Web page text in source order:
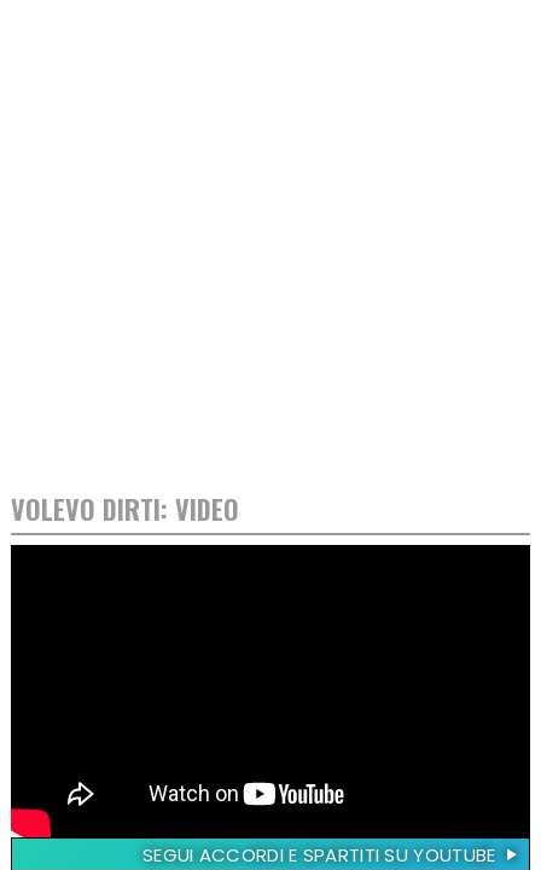
VOLEVO DIRTI: VIDEO
SEGUI ACCORDI E SPARTITI SU YOUTUBE